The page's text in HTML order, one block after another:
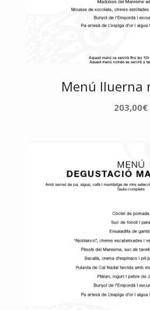
Menú lluerna
203,00€